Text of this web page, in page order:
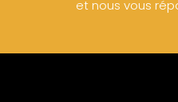
et nous vous